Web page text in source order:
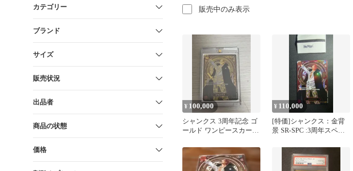
カテゴリー
ブランド
サイズ
販売状況
出品者
商品の状態
価格
販売中のみ表示
¥ 100,000
シャンクス 3周年記念 ゴ
ールド ワンピースカー
¥ 110,000
[特価]シャンクス：金背
景 SR-SPC :3周年スペシ